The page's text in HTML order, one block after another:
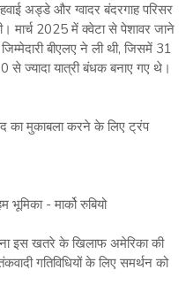
अड्डे और ग्वादर बंदरगाह परिसर
मार्च 2025 में क्वेटा से पेशावर जाने
बीएलए ने ली थी, जिसमें 31
से ज्यादा यात्री बंधक बनाए गए थे।
का मुकाबला करने के लिए ट्रंप
- मार्को रुबियो
इस खतरे के खिलाफ अमेरिका की
गतिविधियों के लिए समर्थन को